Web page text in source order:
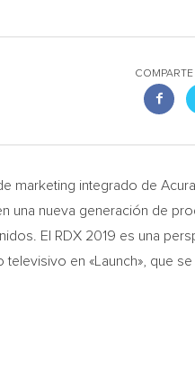
marketing integrado de
una nueva generación de
El RDX 2019 es una
en «Launch», que se